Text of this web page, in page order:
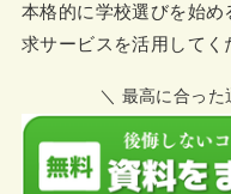
本格的に学校選びを始
求サービスを活用してく
＼ 最高に合っ